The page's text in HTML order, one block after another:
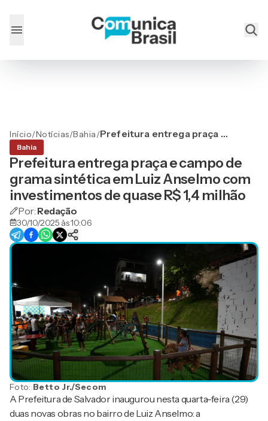
Início/Notícias/Bahia/Prefeitura entrega praça e
investimentos de quase R$
1,4 milhão
Bahia
Prefeitura entrega praça e campo de
grama sintética em Luiz Anselmo com
investimentos de quase R$ 1,4 milhão
Por: Redação
30/10/2025 às 10:06
Foto: Betto Jr./Secom
A Prefeitura de Salvador inaugurou nesta quarta-feira (29)
duas novas obras no bairro de Luiz Anselmo: a